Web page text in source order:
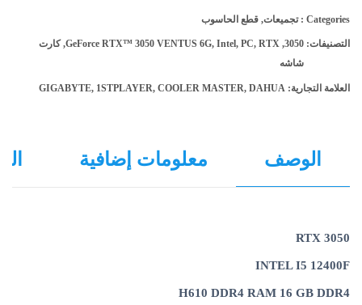
Categories : تجميعات,قطع الحاسوب
التصنيفات: 3050
,
GeForce RTX™ 3050 VENTUS 6G,Intel,PC,RTX
,كارت
شاشه
العلامة التجارية: GIGABYTE,1STPLAYER,COOLER MASTER,DAHUA
الوصف معلومات إضافية
RTX 3050
INTEL I5 12400F
H610 DDR4 RAM 16 GB DDR4